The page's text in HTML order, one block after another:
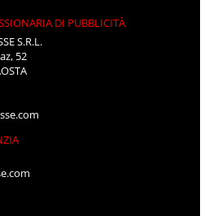
DI PUBBLICITÀ
S.R.L.
52